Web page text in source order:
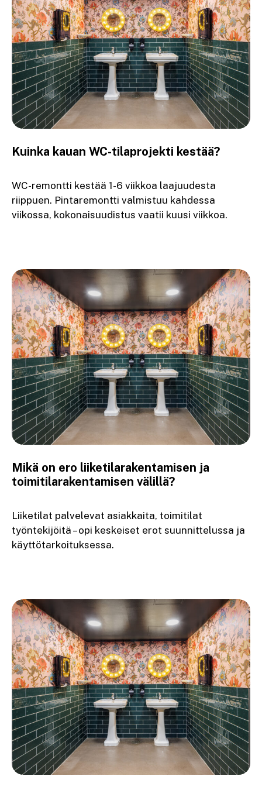
Kuinka kauan WC-tilaprojekti kestää?
WC-remontti kestää 1-6 viikkoa laajuudesta
riippuen. Pintaremontti valmistuu kahdessa
viikossa, kokonaisuudistus vaatii kuusi viikkoa.
Mikä on ero liiketilarakentamisen ja
toimitilarakentamisen välillä?
Liiketilat palvelevat asiakkaita, toimitilat
työntekijöitä – opi keskeiset erot suunnittelussa ja
käyttötarkoituksessa.